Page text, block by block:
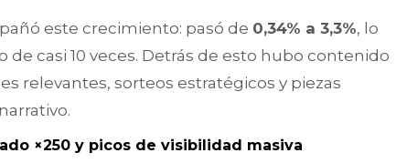
este crecimiento: pasó de 0,34% a 3,3%, lo
casi 10 veces. Detrás de esto hubo contenido
relevantes, sorteos estratégicos y piezas
×250 y picos de visibilidad masiva